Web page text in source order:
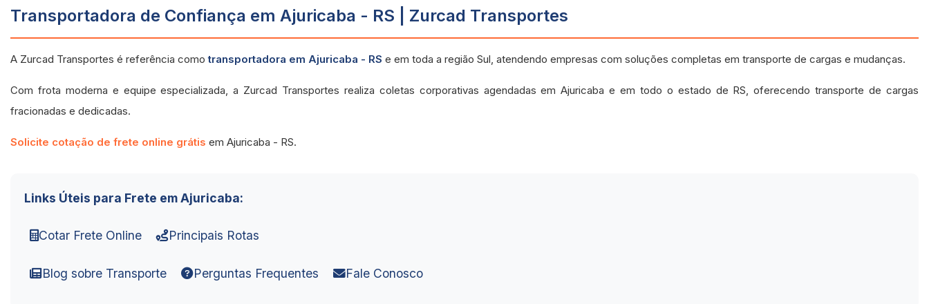
Transportadora de Confiança em Ajuricaba - RS | Zurcad Transportes
A Zurcad Transportes é referência comotransportadora em Ajuricaba - RS e em toda a região Sul, atendendo empresas com soluções completas em transporte de cargas e mudanças.
Com frota moderna e equipe especializada, a Zurcad Transportes realiza coletas corporativas agendadas em Ajuricaba e em todo o estado de RS, oferecendo transporte de cargas
fracionadas e dedicadas.
Solicite cotação de frete online grátis em Ajuricaba - RS.
Links Úteis para Frete em Ajuricaba:
Cotar Frete Online Principais Rotas
Blog sobre Transporte Perguntas Frequentes Fale Conosco